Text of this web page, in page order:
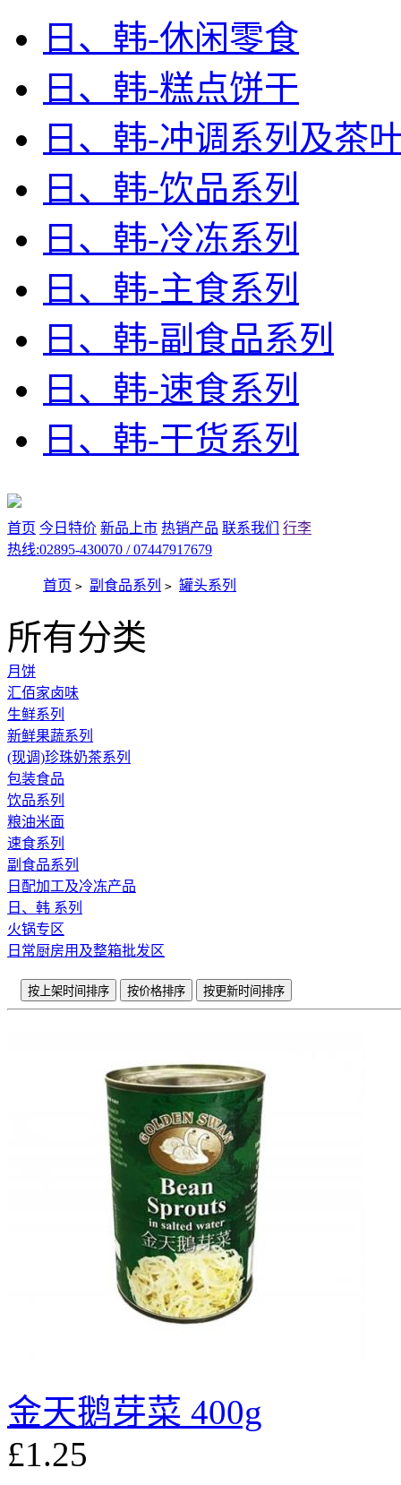
日、韩-休闲零食
日、韩-糕点饼干
日、韩-冲调系列及茶
日、韩-饮品系列
日、韩-冷冻系列
日、韩-主食系列
日、韩-副食品系列
日、韩-速食系列
日、韩-干货系列
首页 今日特价 新品上市 热销产品 联系我们
行李
热线:02895-430070 / 07447917679
首页 > 副食品系列 > 罐头系列
所有分类
月饼
汇佰家卤味
生鲜系列
新鲜果蔬系列
(现调)珍珠奶茶系列
包装食品
饮品系列
粮油米面
速食系列
副食品系列
日配加工及冷冻产品
日、韩 系列
火锅专区
日常厨房用及整箱批发区
按上架时间排序 按价格排序 按更新时间排序
金天鹅芽菜 400g
£1.25